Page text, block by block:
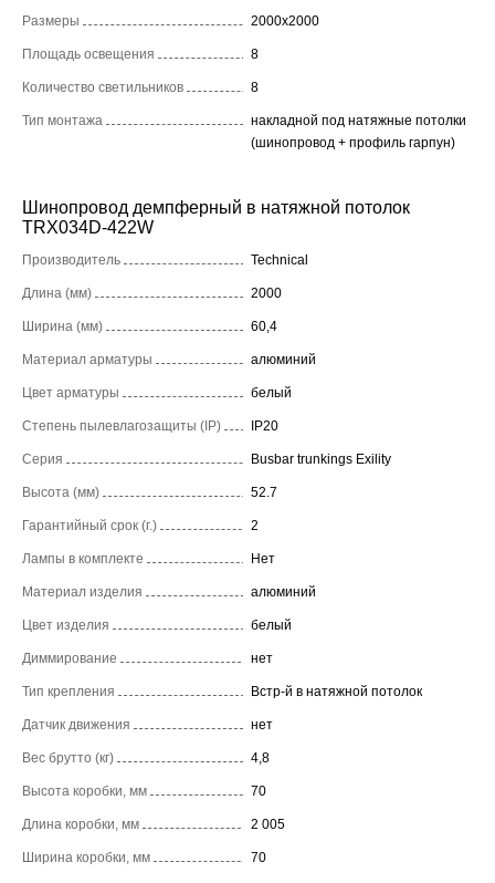
Размеры 2000x2000
Площадь освещения 8
Количество светильников 8
Тип монтажа
накладной под натяжные потолки
(шинопровод + профиль гарпун)
Шинопровод демпферный в натяжной потолок
TRX034D-422W
Производитель Technical
Длина (мм) 2000
Ширина (мм) 60,4
Материал арматуры алюминий
Цвет арматуры белый
Степень пылевлагозащиты (IP) IP20
Серия Busbar trunkings Exility
Высота (мм) 52.7
Гарантийный срок (г.) 2
Лампы в комплекте Нет
Материал изделия алюминий
Цвет изделия белый
Диммирование нет
Тип крепления Встр-й в натяжной потолок
Датчик движения нет
Вес брутто (кг) 4,8
Высота коробки, мм 70
Длина коробки, мм 2 005
Ширина коробки, мм 70